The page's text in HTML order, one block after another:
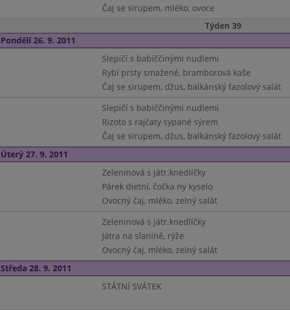
Čaj se sirupem, mléko, ovoce
Týden 39
Pondělí 26. 9. 2011
Slepičí s babiččinými nudlemi
Rybí prsty smažené, bramborová kaše
Čaj se sirupem, džus, balkánský fazolový salát
Slepičí s babiččinými nudlemi
Rizoto s rajčaty sypané sýrem
Čaj se sirupem, džus, balkánský fazolový salát
Úterý 27. 9. 2011
Zeleninová s játr.knedlíčky
Párek dietní, čočka ny kyselo
Ovocný čaj, mléko, zelný salát
Zeleninová s játr.knedlíčky
Játra na slanině, rýže
Ovocný čaj, mléko, zelný salát
Středa 28. 9. 2011
STÁTNÍ SVÁTEK